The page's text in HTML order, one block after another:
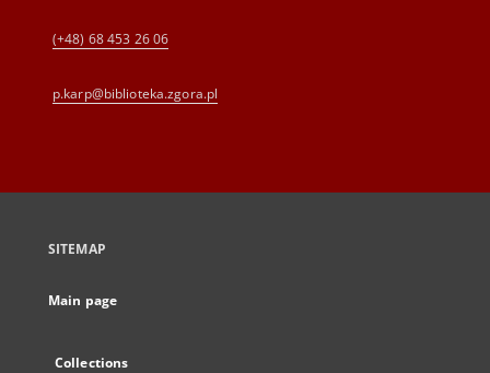
(+48) 68 453 26 06
p.karp@biblioteka.zgora.pl
SITEMAP
Main page
Collections